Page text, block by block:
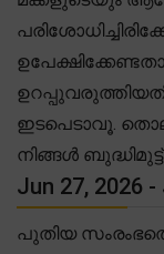
ഇടപെടാവൂ.
നിങ്ങൾ
Jun 27, 2026 -
പുതിയ